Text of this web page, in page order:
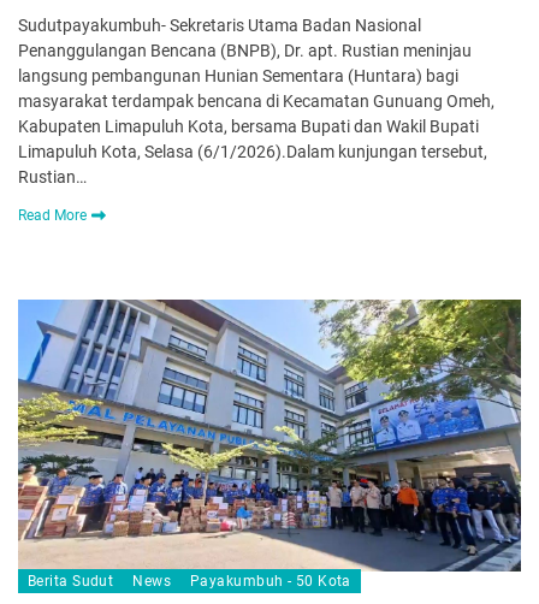
Sudutpayakumbuh- Sekretaris Utama Badan Nasional
Penanggulangan Bencana (BNPB), Dr. apt. Rustian meninjau
langsung pembangunan Hunian Sementara (Huntara) bagi
masyarakat terdampak bencana di Kecamatan Gunuang Omeh,
Kabupaten Limapuluh Kota, bersama Bupati dan Wakil Bupati
Limapuluh Kota, Selasa (6/1/2026).‎‎Dalam kunjungan tersebut,
Rustian…
Read More
Berita Sudut News Payakumbuh - 50 Kota